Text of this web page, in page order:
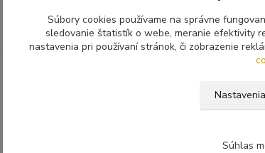
Súbory cookies používame na správne
sledovanie štatistík o webe, meranie efektivity
nastavenia pri používaní stránok, či zobrazenie
Nastavenia
Súhlas